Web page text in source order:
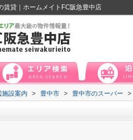
貸｜ホームメイトFC阪急豊中店
施設案内 > 豊中市 > 豊中市のスーパー >